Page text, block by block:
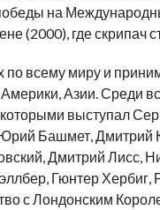
на
(2000), где скрипач
всему миру и
Азии. Среди
выступал
Башмет, Дмитрий
Дмитрий Лисс,
Гюнтер Хербиг,
с Лондонским